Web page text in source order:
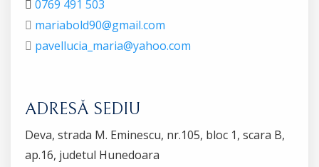
0769 491 503
mariabold90@gmail.com
pavellucia_maria@yahoo.com
ADRESĂ SEDIU
Deva, strada M. Eminescu, nr.105, bloc 1, scara B,
ap.16, judetul Hunedoara